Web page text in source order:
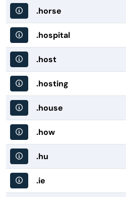
.horse
.hospital
.host
.hosting
.house
.how
.hu
.ie